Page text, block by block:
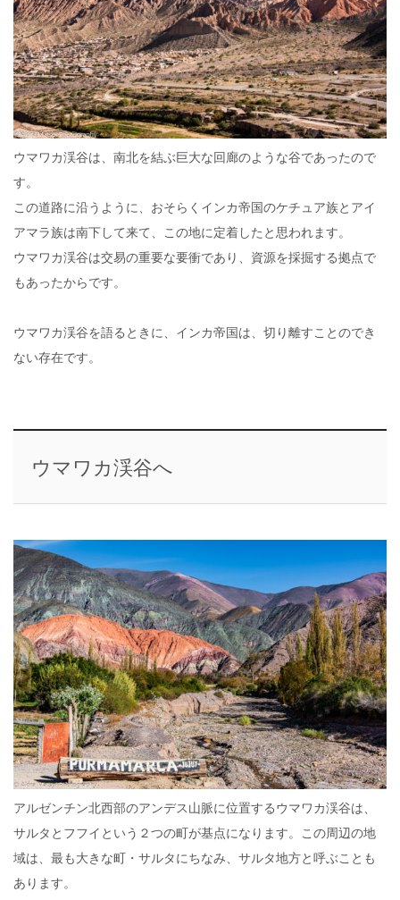
ウマワカ渓谷は、南北を結ぶ巨大な回廊のような谷であったので
す。
この道路に沿うように、おそらくインカ帝国のケチュア族とアイ
アマラ族は南下して来て、この地に定着したと思われます。
ウマワカ渓谷は交易の重要な要衝であり、資源を採掘する拠点で
もあったからです。
ウマワカ渓谷を語るときに、インカ帝国は、切り離すことのでき
ない存在です。
ウマワカ渓谷へ
アルゼンチン北西部のアンデス山脈に位置するウマワカ渓谷は、
サルタとフフイという２つの町が基点になります。この周辺の地
域は、最も大きな町・サルタにちなみ、サルタ地方と呼ぶことも
あります。